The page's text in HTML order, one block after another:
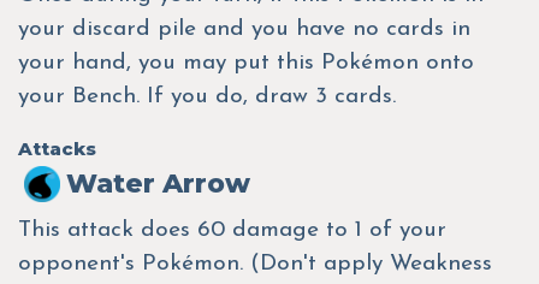
your discard pile and you have no cards in
your hand, you may put this Pokémon onto
your Bench. If you do, draw 3 cards.
Attacks
Water Arrow
This attack does 60 damage to 1 of your
opponent's Pokémon. (Don't apply Weakness